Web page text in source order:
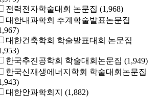
전력전자학술대회 논문집 (1,968)
대한내과학회 추계학술발표논문집
대한건축학회 학술발표대회 논문집
한국추진공학회 학술대회논문집 (1,949)
한국신재생에너지학회 학술대회논문집
대한안과학회지 (1,882)